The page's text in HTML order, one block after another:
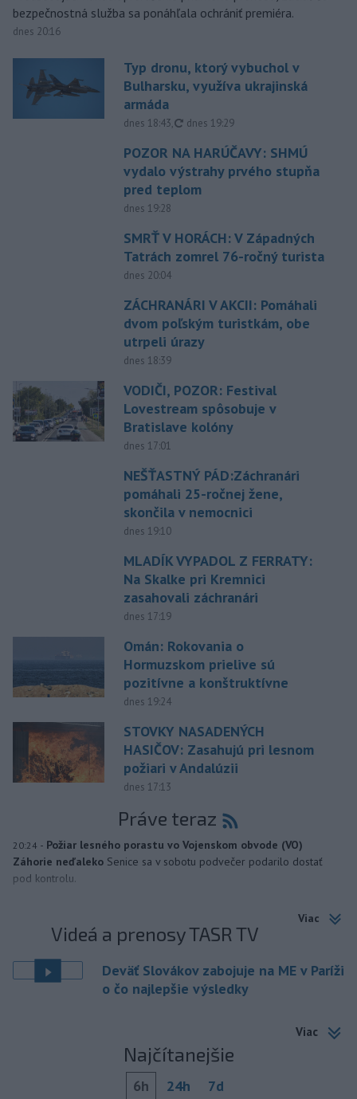
bezpečnostná služba sa ponáhľala ochrániť premiéra.
dnes 20:16
Typ dronu, ktorý vybuchol v
Bulharsku, využíva ukrajinská
armáda
dnes 18:43, aktualizované
dnes 19:29
POZOR NA HARÚČAVY: SHMÚ
vydalo výstrahy prvého stupňa
pred teplom
dnes 19:28
SMRŤ V HORÁCH: V Západných
Tatrách zomrel 76-ročný turista
dnes 20:04
ZÁCHRANÁRI V AKCII: Pomáhali
dvom poľským turistkám, obe
utrpeli úrazy
dnes 18:39
VODIČI, POZOR: Festival
Lovestream spôsobuje v
Bratislave kolóny
dnes 17:01
NEŠŤASTNÝ PÁD:Záchranári
pomáhali 25-ročnej žene,
skončila v nemocnici
dnes 19:10
MLADÍK VYPADOL Z FERRATY:
Na Skalke pri Kremnici
zasahovali záchranári
dnes 17:19
Omán: Rokovania o
Hormuzskom prielive sú
pozitívne a konštruktívne
dnes 19:24
STOVKY NASADENÝCH
HASIČOV: Zasahujú pri lesnom
požiari v Andalúzii
dnes 17:13
Práve teraz
20:24 - Požiar lesného porastu vo Vojenskom obvode (VO)
Záhorie neďaleko Senice sa v sobotu podvečer podarilo dostať
pod kontrolu.
Viac
Videá a prenosy TASR TV
Deväť Slovákov zabojuje na ME v Paríži
o čo najlepšie výsledky
Viac
Najčítanejšie
6h 24h 7d